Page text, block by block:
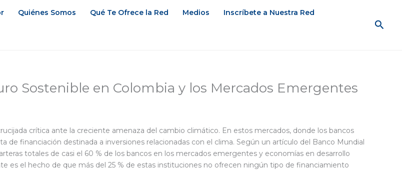
Quiénes Somos Qué Te Ofrece la Red Medios Inscríbete a Nuestra Red
Sostenible en Colombia y los Mercados Emergentes
crítica ante la creciente amenaza del cambio climático. En estos mercados, donde los bancos
financiación destinada a inversiones relacionadas con el clima. Según un artículo del Banco Mundial
totales de casi el 60 % de los bancos en los mercados emergentes y economías en desarrollo
es el hecho de que más del 25 % de estas instituciones no ofrecen ningún tipo de financiamiento